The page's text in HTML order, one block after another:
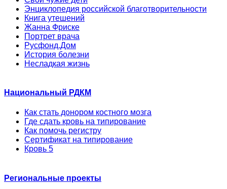
Энциклопедия российской благотворительности
Книга утешений
Жанна Фриске
Портрет врача
Русфонд.Дом
История болезни
Несладкая жизнь
Национальный РДКМ
Как стать донором костного мозга
Где сдать кровь на типирование
Как помочь регистру
Сертификат на типирование
Кровь 5
Региональные проекты